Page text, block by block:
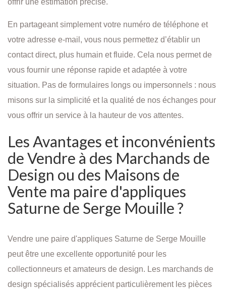
offrir une estimation précise.
En partageant simplement votre numéro de téléphone et
votre adresse e-mail, vous nous permettez d’établir un
contact direct, plus humain et fluide. Cela nous permet de
vous fournir une réponse rapide et adaptée à votre
situation. Pas de formulaires longs ou impersonnels : nous
misons sur la simplicité et la qualité de nos échanges pour
vous offrir un service à la hauteur de vos attentes.
Les Avantages et inconvénients
de Vendre à des Marchands de
Design ou des Maisons de
Vente ma paire d'appliques
Saturne de Serge Mouille ?
Vendre une paire d'appliques Saturne de Serge Mouille
peut être une excellente opportunité pour les
collectionneurs et amateurs de design. Les marchands de
design spécialisés apprécient particulièrement les pièces